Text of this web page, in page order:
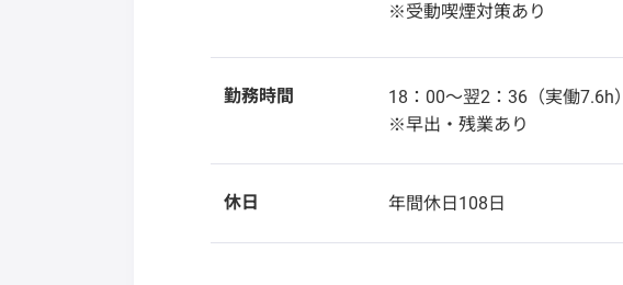
※受動喫煙対策あり
勤務時間
18：00～翌2：36（実働7.6h）
※早出・残業あり
休日 年間休日108日